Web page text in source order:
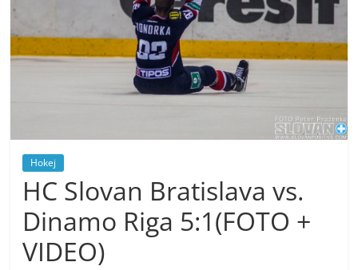
Hokej
HC Slovan Bratislava vs.
Dinamo Riga 5:1(FOTO +
VIDEO)